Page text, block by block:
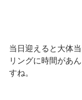
当日迎えると大体
リングに時間があ
すね。